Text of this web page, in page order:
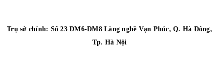
Trụ sở chính: Số 23 DM6-DM8 Làng nghề Vạn Phúc, Q. Hà Đông,
Tp. Hà Nội